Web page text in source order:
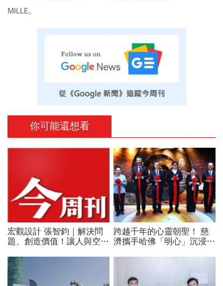
MILLE。
你可能還想看
宏觀設計 張智鈞｜解決問
題、創造價值！讓人與空間
跨越千年的心靈朝聖！ 慈
濟攜手哈佛「明心」沉浸式